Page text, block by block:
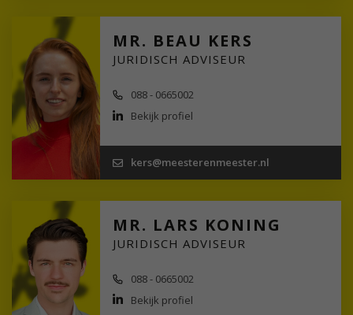
MR. BEAU KERS
JURIDISCH ADVISEUR
088 - 0665002
Bekijk profiel
kers@meesterenmeester.nl
MR. LARS KONING
JURIDISCH ADVISEUR
088 - 0665002
Bekijk profiel